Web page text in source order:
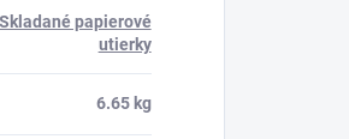
Skladané papierové
utierky
6.65 kg